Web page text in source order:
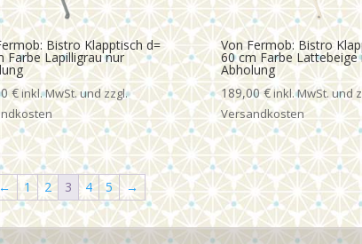
Bistro Klapptisch d=
Farbe Lapilligrau nur
€
Von Fermob: Bistro
60 cm Farbe Lattebeige
Abholung
189,00€
1 2 3 4 5 →